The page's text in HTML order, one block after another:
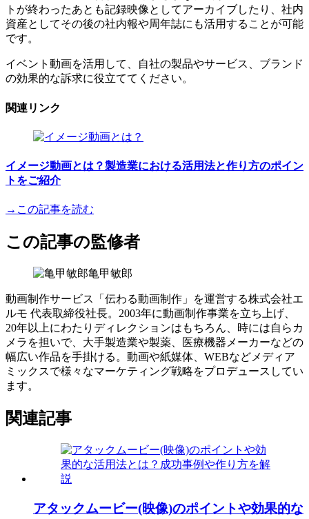
トが終わったあとも記録映像としてアーカイブしたり、社内
資産としてその後の社内報や周年誌にも活用することが可能
です。
イベント動画を活用して、自社の製品やサービス、ブランド
の効果的な訴求に役立ててください。
関連リンク
イメージ動画とは？製造業における活用法と作り方のポイン
トをご紹介
→この記事を読む
この記事の監修者
亀甲敏郎
動画制作サービス「伝わる動画制作」を運営する株式会社エ
ルモ 代表取締役社長。2003年に動画制作事業を立ち上げ、
20年以上にわたりディレクションはもちろん、時には自らカ
メラを担いで、大手製造業や製薬、医療機器メーカーなどの
幅広い作品を手掛ける。動画や紙媒体、WEBなどメディア
ミックスで様々なマーケティング戦略をプロデュースしてい
ます。
関連記事
アタックムービー(映像)のポイントや効果的な